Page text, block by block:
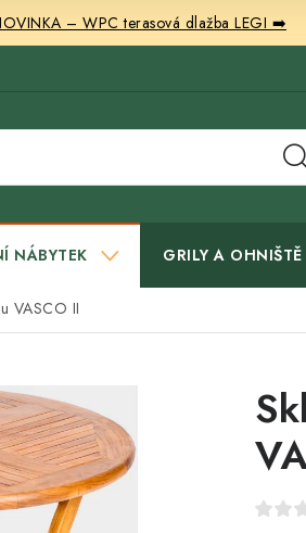
– WPC terasová dlažba LEGI ➡️
NÁBYTEK GRILY A OHNIŠTĚ
VASCO II